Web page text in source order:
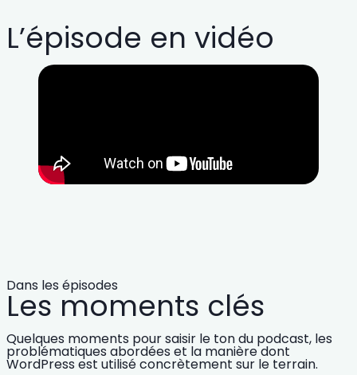
L’épisode en vidéo
Dans les épisodes
Les moments clés
Quelques moments pour saisir le ton du podcast, les
problématiques abordées et la manière dont
WordPress est utilisé concrètement sur le terrain.